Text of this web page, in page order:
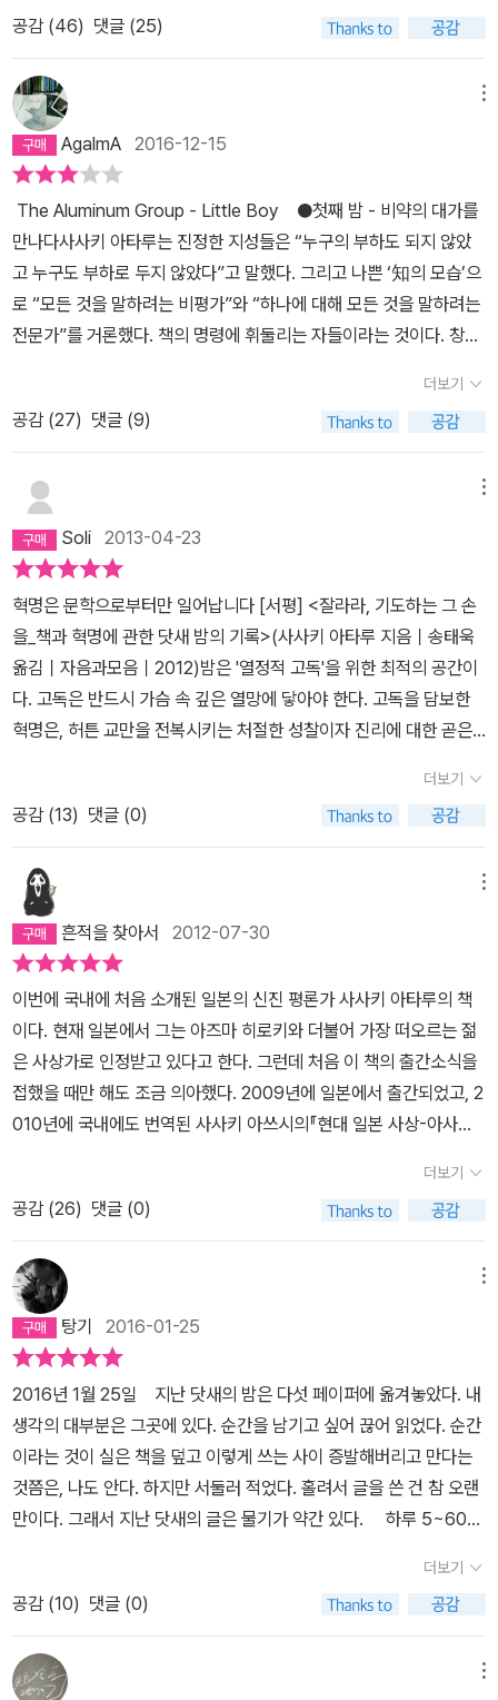
공감 (46) 댓글 (25)
AgalmA 2016-12-15
The Aluminum Group - Little Boy ●첫째 밤 - 비약의 대가를
만나다사사키 아타루는 진정한 지성들은 “누구의 부하도 되지 않았
고 누구도 부하로 두지 않았다”고 말했다. 그리고 나쁜 ‘知의 모습’으
로 “모든 것을 말하려는 비평가”와 “하나에 대해 모든 것을 말하려는
전문가”를 거론했다. 책의 명령에 휘둘리는 자들이라는 것이다. 창조
신-세계를 다시 낳는 것’의 의미를 가져오며, “쓰는 이유 중에서 가장
좋은 것은 남자라는 것의 부끄러움이 아닐까”(질 들뢰즈)라는 말을
이치에 맞는다고 했다. 저자가 아감벤에게 사전 정도 찾아보고 말하
라고 맹렬히 비판했듯이 나도 저자의 논리 연결들을 보며 무리한 귀
한 들뢰즈를 인용한 건 수긍하겠지만, 부끄러워하는 남성의 도피 같
은 수태 과정이 창조라는 식의 연결은 내겐 비약 이상도 이하도 아니
었다. 타인이 쓴 책은 근본적으로 이해(읽고 번역) 할 수 없고, 알아버
리면 미쳐버릴지도 모르는 걸 알면서도 반복해 읽는 것이 최고라고
말하고 있는데, 그것은 어떻게 보면 아카데믹한 知의 숭상으로 보인
다. 새로운 발견과 정보로 추종자가 되는지 편견을 타파하는 주체자
가 되는지 저자는 어떻게 확신할 수 있는가. 그 읽기들이 그가 숭상하
는 ‘반복해 읽는’ 것보다 못할 이유가 어디 있는가. 저자의 어떤 知에
대한 혐오와 어떤 知에 대한 열광(무의식과 대면하는 읽기와 쓰기)이
●둘째 밤 - 문학이 혁명의 근원?저자는 혁명과 폭력과의 관계를 거
부하며 언어의 혁명으로서 마틴 루터를 데려왔다. 마틴 루터는 성서
를 읽고 또 읽으며 세계의 질서에 아무런 근거가 없다는 것을 깨달았
다. 그 때문에 이단으로 내몰렸지만 루터는 언어로 이 깨달음을 알리
려 했고 그의 성서는 민중에게 퍼져 나갔다. 그는 읽고 다시 쓰는 자가
된 것이다. 저자는 루터가 정초한 독일어가 독일 철학과 독일 문학의
기반이 되었다고 말했다. 이후 루터파는 교회법 관할에 있던 사항을
세속국가 법률의 관할 하에 이행하는 법 혁명을 이뤄냈으며 이는 현
대에도 계승되고 있다. 저자에 따르면 이 중세 해석자의 혁명이 현재
동의 문맹인 무함마드는 읽을 수 없는 신의 계시를 읽음으로써 『코
란』(‘읽는다는 것’)을 이 세계에 가져왔다. 코란 원본은 이슬람에서
‘책의 어머니’라고 불린다. 누구의 아버지도 아니며 신의 아들도 아님
을 강조한 무함마드는 폭력의 법을 따르지 않고 반복해 읽는 자였고,
책을 읽는 자신이 미쳤는지 아니면 세상이 미쳤는지 하는 물음 속에
서 자신과 세계가 구분되어 있지 않다는 일체감을 깨달았다. 여기서
‘일체감’이란 “자신의 죽음의 순간과 모든 타자, 모든 세계의 죽음의
순간과 일치”시키는 ‘절대적 향락’ 상태와는 구분된다. 그러나 나치와
사이비 종교와 많은 종말론들은 이런 사고로 현실을 변질시켰다. 아
감벤과 코제브도 비판 대상이 되었다. 병든 사고에 대한 끊임없는 고
찰은 문학이 해왔다며 저자는 조이스와 베케트를 예로 가져왔다. 앞
함마드와 어머니를 연결하는 논리 전개만 빼면 대체로 수긍할 만했
다. 우리는 얼마나 쉽게 “말세다”라고 말하며 세상을 더욱 죽이는지.
●넷째 밤 - 종말론 문제가 아닌 거 같은데…새로운 것에 대한 인간
의 열광을 조소하며 저자는 그 반대의 역사로 로마법 대전의 예를 들
더보기
공감 (27) 댓글 (9)
Soli 2013-04-23
혁명은 문학으로부터만 일어납니다 [서평] <잘라라, 기도하는 그 손
을_책과 혁명에 관한 닷새 밤의 기록>(사사키 아타루 지음｜송태욱
옮김｜자음과모음｜2012)밤은 '열정적 고독'을 위한 최적의 공간이
다. 고독은 반드시 가슴 속 깊은 열망에 닿아야 한다. 고독을 담보한
혁명은, 허튼 교만을 전복시키는 처절한 성찰이자 진리에 대한 곧은
제는 '책과 혁명에 관한 닷새 밤의 기록'이다.책 읽기는 곧 혁명의 역
사다일본의 니체로 주목받는 철학계의 신성 사사키 아타루의 <잘라
라, 기도하는 그 손을>은, 제목부터 섬뜩하고 도발적이다. 파울 첼란
의 시에서 차용한 것으로, 언뜻 느껴지는 첫 인상과 달리 이 제목의 본
의는 '전진'에 있다. 손의 절연은, 더 이상 지금까지의 세상에 안주할
수 없다는 굳은 결의의 은유다.폭력적 혁명 이전에 텍스트가 있었으
며, 혁명의 근본은 읽기에서 비롯되었다. 저자 사사키 아타루는, 읽기
가 곧 혁명이 된 역사적 사례로 루터와 무함마드, 그리고 12세기의
'해석자 혁명'을 제시한다.농민의 아들이었던 루터는 성서를 읽고 또
읽으며 그것을 독일어로 번역함으로써, 세상의 지배 권력에 맞선 새
로운 변혁의 중심이 되었다. 동굴에서 기도하던 무함마드에게 나타난
대천사는 읽으라고 명령하고, 문맹이었던 그는 기어코 읽음으로 <코
란>은 탄생하였다.12세기 '해석자 혁명'은 더욱 주목할 만하다. 11세
기 말 피사의 도서관에서 유스티니아누스 법전이 발견되고, 600년
해, 그라티우스 교령집이 완성되었다. 중세 해석자들은 세례, 교육, 혼
인, 성범죄, 고아와 과부의 사회적 약자 보호 등에 대한 '삶의 규칙'을
세웠다. 이를 기반으로 유럽 전체를 아우르는 교회가 세워지고, 이는
곧 근대 과학의 기틀이 되고 근대 국가로 발전하였다.읽기가 혁명이
될 수 있는 이유그는 읽으라는 말을 듣고 읽었고, 쓰라는 말을 듣고 썼
으며, 그리고 시를 읊은 것이었으니 말입니다. 몇 번이나 반복합니다.
문학이야말로 혁명의 힘이고, 혁명은 문학으로부터만 일어납니다. 읽
고 쓰고 노래하는 것. 혁명은 거기에서만 일어납니다.(본문 139쪽)저
자에 따르면 문학은 곧 혁명의 근원이다. 여기에서 문학은 어떤 장르
대해 말하는 모든 것이 문학이며, 혁명이다. 책을 읽는다는 것은 해석
하며 고쳐 읽는다는 것이며, 고쳐 읽는다는 것은 고쳐 다시 쓴다는 것
이다. 책을 고쳐 쓴다는 것은 법을 고쳐 쓴다는 의미이고, 그것은 곧
세상을 바꾼다는 것이다. 이처럼 혁명은 읽고 쓰고 변혁시키는 것이
다.읽기가 혁명이 될 수 있는 이유는 읽음으로써 독자는 더 이상 이전
더보기
공감 (13) 댓글 (0)
흔적을 찾아서 2012-07-30
이번에 국내에 처음 소개된 일본의 신진 평론가 사사키 아타루의 책
이다. 현재 일본에서 그는 아즈마 히로키와 더불어 가장 떠오르는 젊
은 사상가로 인정받고 있다고 한다. 그런데 처음 이 책의 출간소식을
접했을 때만 해도 조금 의아했다. 2009년에 일본에서 출간되었고, 2
010년에 국내에도 번역된 사사키 아쓰시의『현대 일본 사상-아사다
실상 아즈마 히로키의 독무대라고 평가하고 있으며, 사사키 아타루라
는 이름은 언급조차 되고 있지 않았기 때문이다. 그렇다면 일본에서
도 이제 막 알려지기 시작한 인물이라는 얘기이다. 대체 어느 정도이
길래? <책과 혁명에 관한 닷새 밤의 기록>이라는 부제에서 알 수
있듯이, 이 책은 글쓰기 또는 문학이 가진 위대함, 그 혁명적 힘에 대
해 논하고 있다. 저자는 “문학이야말로 혁명의 힘이고, 혁명은 문학으
로부터만 일어난다”고 주장한다. 그런 관점에서 저자가 드는 혁명의
범례는 바로 루터의 종교개혁, 아니 루터의 '대혁명'이다. 루터가 주도
한 사건이 단순히 종교적 개혁이 아니라 혁명, 그것도 사회 전반에 영
향을 끼친 대혁명인 이유는 간단하다. 그는 성서를 읽고, 성서를 번
역하고, 그리고 수없이 많은 책을 썼습니다. 이렇게 하여 혁명이 일어
났습니다. 책을 읽는 것, 그것이 혁명이었던 것입니다. (p.70)
저자
는 혁명의 본질은 폭력이 아니며, 텍스트의 변혁이야말로 혁명의 본
질이라고 주장한다. 지극히 편파적이고 비약이 심한 주장이라 해도
트의 힘에 대해 무지한 것일지 모른다는 자책감만 늘어날 뿐이다. 그
만큼 저자의 주장은 설득력의 차원을 넘어 강한 흡입력과 호소력을
더보기
공감 (26) 댓글 (0)
탕기 2016-01-25
2016년 1월 25일 지난 닷새의 밤은 다섯 페이퍼에 옮겨놓았다. 내
생각의 대부분은 그곳에 있다. 순간을 남기고 싶어 끊어 읽었다. 순간
이라는 것이 실은 책을 덮고 이렇게 쓰는 사이 증발해버리고 만다는
것쯤은, 나도 안다. 하지만 서둘러 적었다. 홀려서 글을 쓴 건 참 오랜
만이다. 그래서 지난 닷새의 글은 물기가 약간 있다. 하루 5~60여
을 들춰보느라 반 권 정도를 읽은 듯 피로가 매일 몰려왔다. 그래도 구
슬을 놓지 않으려 했다. 음악은 좋은 벗이다. 주말의 예능 프로그램들
은 모처럼 꿀맛이었다. 그렇게 월요일이 왔다. 폭설로 어려움을 겪고
있는 이들에게 큰일이 일어나지 않았으면 하는, 이 한 주의 시작이다.
더보기
공감 (10) 댓글 (0)